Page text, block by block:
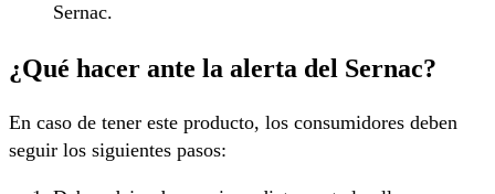
Sernac.
¿Qué hacer ante la alerta del Sernac?
En caso de tener este producto, los consumidores deben
seguir los siguientes pasos: